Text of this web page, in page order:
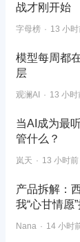
战才刚开始
字母榜 13 小
模型每周都
层
观澜AI 13 小时
当AI成为最
管什么？
岚天 13 小时前
产品拆解：
我“心甘情愿
Nana 14 小时